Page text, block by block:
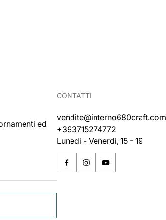
ed
CONTATTI
vendite@interno680craft.com
+393715274772
Lunedi - Venerdi, 15 - 19